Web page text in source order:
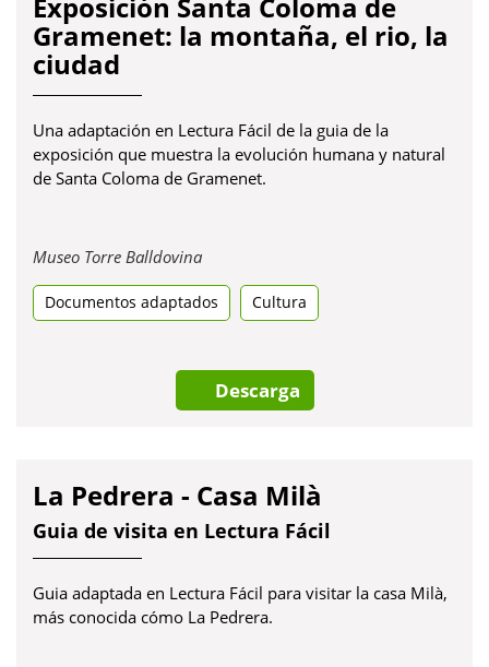
Gramenet: la montaña, el rio, la
ciudad
Una adaptación en Lectura Fácil de la guia de la
exposición que muestra la evolución humana y natural
de Santa Coloma de Gramenet.
Museo Torre BalldovinaObre
una
pestanya
Documentos adaptados Cultura
Descarga
La Pedrera - Casa Milà
Guia de visita en Lectura Fácil
Guia adaptada en Lectura Fácil para visitar la casa Milà,
más conocida cómo La Pedrera.